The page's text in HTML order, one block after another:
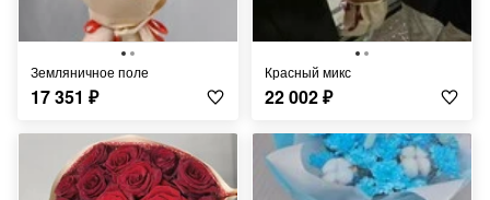
земляничное поле
17 351 ₽
красный микс
22 002₽